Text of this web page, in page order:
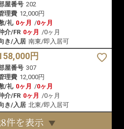
屋番号 202
理費 12,000円
/礼 0ヶ月 /0ヶ月
介/FR 0ヶ月 /0ヶ月
き/入居 南東/即入居可
円
屋番号 307
理費 12,000円
/礼 0ヶ月 /0ヶ月
介/FR 0ヶ月 /0ヶ月
き/入居 北東/即入居可
件を表示